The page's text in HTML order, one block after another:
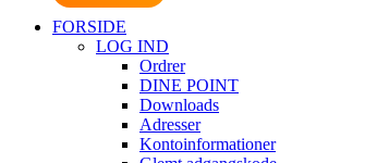
FORSIDE
LOG IND
Ordrer
DINE POINT
Downloads
Adresser
Kontoinformationer